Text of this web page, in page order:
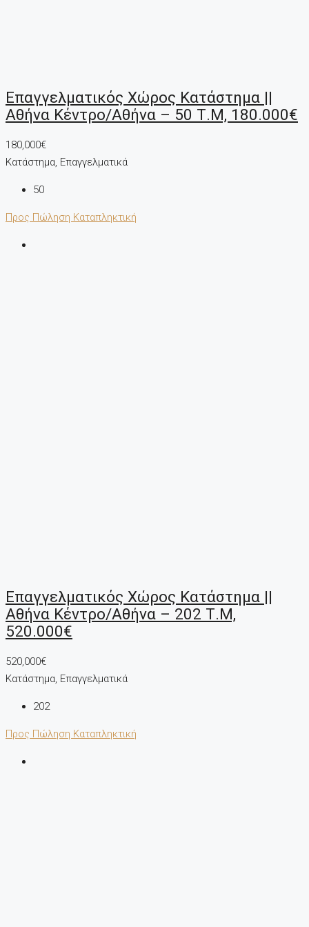
Επαγγελματικός Χώρος Κατάστημα ||
Αθήνα Κέντρο/Αθήνα – 50 Τ.μ, 180.000€
180,000€
Κατάστημα, Επαγγελματικά
50
Προς Πώληση Καταπληκτική
Επαγγελματικός Χώρος Κατάστημα ||
Αθήνα Κέντρο/Αθήνα – 202 Τ.μ,
520.000€
520,000€
Κατάστημα, Επαγγελματικά
202
Προς Πώληση Καταπληκτική